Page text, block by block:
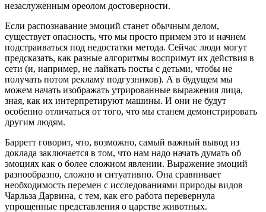
незаслуженным ореолом достоверности.
Если распознавание эмоций станет обычным делом,
существует опасность, что мы просто примем это и начнем
подстраиваться под недостатки метода. Сейчас люди могут
предсказать, как разные алгоритмы воспримут их действия в
сети (и, например, не лайкать посты с детьми, чтобы не
получать потом рекламу подгузников). А в будущем мы
можем начать изображать утрированные выражения лица,
зная, как их интерпретируют машины. И они не будут
особенно отличаться от того, что мы станем демонстрировать
другим людям.
Барретт говорит, что, возможно, самый важный вывод из
доклада заключается в том, что нам надо начать думать об
эмоциях как о более сложном явлении. Выражение эмоций
разнообразно, сложно и ситуативно. Она сравнивает
необходимость перемен с исследованиями природы видов
Чарльза Дарвина, с тем, как его работа перевернула
упрощенные представления о царстве животных.